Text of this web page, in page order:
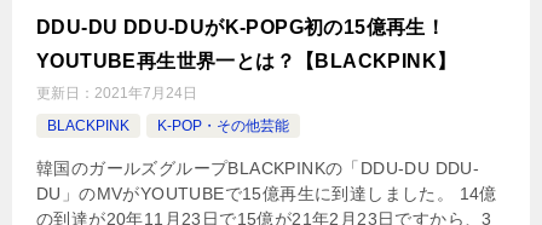
DDU-DU DDU-DUがK-POPG初の15億再生！
YOUTUBE再生世界一とは？【BLACKPINK】
更新日： 2021年7月24日
BLACKPINK
K-POP・その他芸能
韓国のガールズグループBLACKPINKの「DDU-DU DDU-
DU」のMVがYOUTUBEで15億再生に到達しました。 14億
の到達が20年11月23日で15億が21年2月23日ですから、3